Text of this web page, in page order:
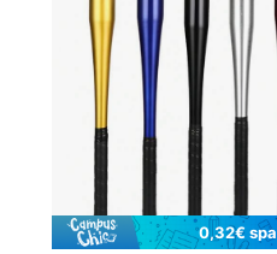
0,32€